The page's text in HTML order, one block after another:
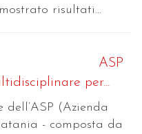
risultati...
ASP
per...
dell’ASP (Azienda
- composta da